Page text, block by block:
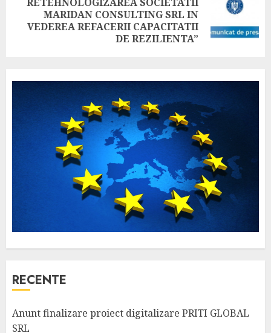
MARIDAN CONSULTING SRL IN
VEDEREA REFACERII CAPACITATII
DE REZILIENTA”
RECENTE
Anunt finalizare proiect digitalizare PRITI GLOBAL
SRL